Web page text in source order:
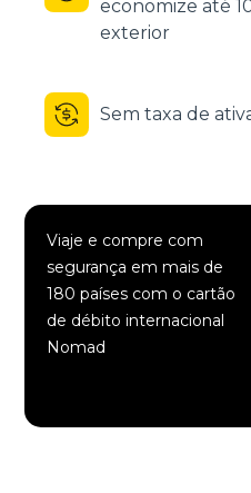
economize até
exterior
Sem taxa de
Viaje e compre com
segurança em mais de
180 países com o cartão
de débito internacional
Nomad